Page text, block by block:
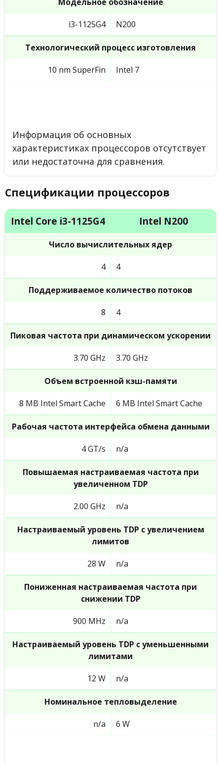
i3-1125G4 N200
Технологический процесс изготовления
10 nm SuperFin Intel 7
Информация об основных
характеристиках процессоров отсутствует
или недостаточна для сравнения.
Спецификации процессоров
Intel Core i3-1125G4 Intel N200
Число вычислительных ядер
4 4
Поддерживаемое количество потоков
8 4
Пиковая частота при динамическом ускорении
3.70 GHz 3.70 GHz
Объем встроенной кэш-памяти
8 MB Intel Smart Cache 6 MB Intel Smart Cache
Рабочая частота интерфейса обмена данными
4 GT/s n/a
Повышаемая настраиваемая частота при
увеличенном TDP
2.00 GHz n/a
Настраиваемый уровень TDP с увеличением
лимитов
28 W n/a
Пониженная настраиваемая частота при
снижении TDP
900 MHz n/a
Настраиваемый уровень TDP с уменьшенными
лимитами
12 W n/a
Номинальное тепловыделение
n/a 6 W